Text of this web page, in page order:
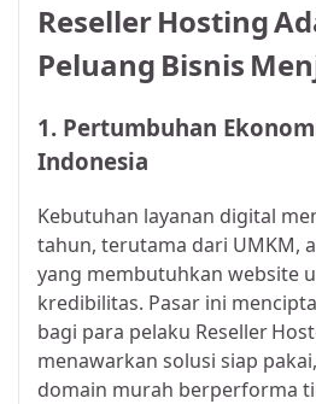
Reseller Hosting
Peluang Bisnis
1. Pertumbuhan
Indonesia
Kebutuhan layanan digital
tahun, terutama dari UMKM,
yang membutuhkan website
kredibilitas. Pasar ini
bagi para pelaku Reseller
menawarkan solusi siap
domain murah berperforma